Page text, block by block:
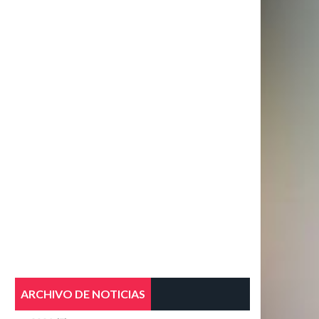
ARCHIVO DE NOTICIAS